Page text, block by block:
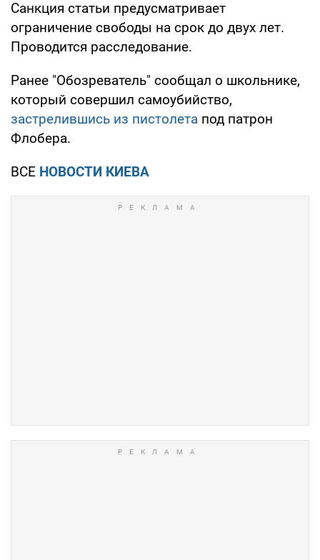
Санкция статьи предусматривает
ограничение свободы на срок до двух лет.
Проводится расследование.
Ранее "Обозреватель" сообщал о школьнике,
который совершил самоубийство,
застрелившись из пистолета под патрон
Флобера.
ВСЕ НОВОСТИ КИЕВА